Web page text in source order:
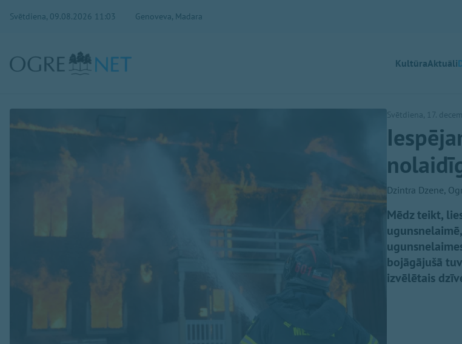
Svētdiena, 09.08.2026 11:03 Genoveva, Madara
KultūraAktuāli
Svētdiena, 17.
Dzintra Dzene,
Mēdz teikt,
bojāgājušā
izvēlētais